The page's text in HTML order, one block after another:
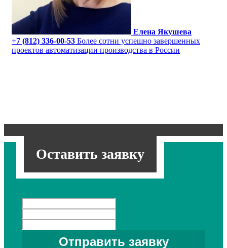
Елена Якушева
+7 (812) 336-00-53 Более сотни успешно завершенных
проектов автоматизации производства в России
Оставить заявку